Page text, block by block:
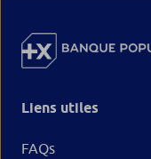
Liens utiles
FAQs